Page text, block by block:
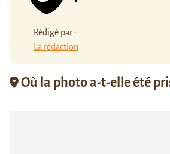
Rédigé par :
La rédaction
Où la photo a-t-elle été